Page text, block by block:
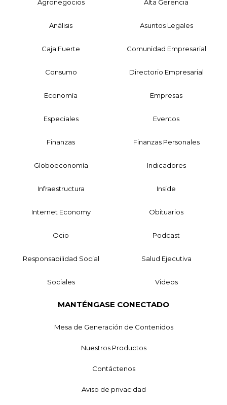
Agronegocios Alta Gerencia
Análisis Asuntos Legales
Caja Fuerte Comunidad Empresarial
Consumo Directorio Empresarial
Economía Empresas
Especiales Eventos
Finanzas Finanzas Personales
Globoeconomía Indicadores
Infraestructura Inside
Internet Economy Obituarios
Ocio Podcast
Responsabilidad Social Salud Ejecutiva
Sociales Videos
MANTÉNGASE CONECTADO
Mesa de Generación de Contenidos
Nuestros Productos
Contáctenos
Aviso de privacidad